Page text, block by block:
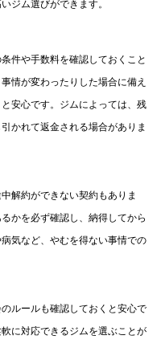
ジム選びができます。
件や手数料を確認しておくこと
情が変わったりした場合に備え
安心です。ジムによっては、残
かれて返金される場合がありま
解約ができない契約もありま
かを必ず確認し、納得してから
気など、やむを得ない事情での
ルールも確認しておくと安心で
に対応できるジムを選ぶことが